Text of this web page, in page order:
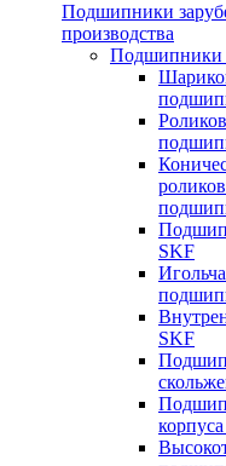
Подшипники
производства
Подшипники
SKF
SKF